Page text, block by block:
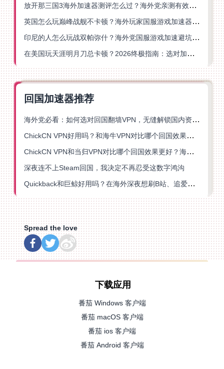
放开那三国3海外加速器测评怎么过？海外党亲测有效的国服游戏加速指南
英国怎么玩巅峰战舰不卡顿？海外玩家国服游戏加速器终极指南
印尼的人怎么玩战双帕弥什？海外党国服游戏加速避坑指南
在美国玩天涯明月刀总卡顿？2026终极指南：选对加速器让你丝滑连招
回国加速器推荐
海外党必看：如何选对回国翻墙VPN，无缝解锁国内资源？
ChickCN VPN好用吗？和海牛VPN对比哪个回国效果更好？
ChickCN VPN和当归VPN对比哪个回国效果更好？海外党亲测后选了它
深夜连不上Steam回国，我决定不再忍受这数字鸿沟
Quickback和巨鲸好用吗？在海外深夜想刷B站、追爱奇艺的你，或许正需要这份答案
Spread the love
下载应用
番茄 Windows 客户端
番茄 macOS 客户端
番茄 ios 客户端
番茄 Android 客户端